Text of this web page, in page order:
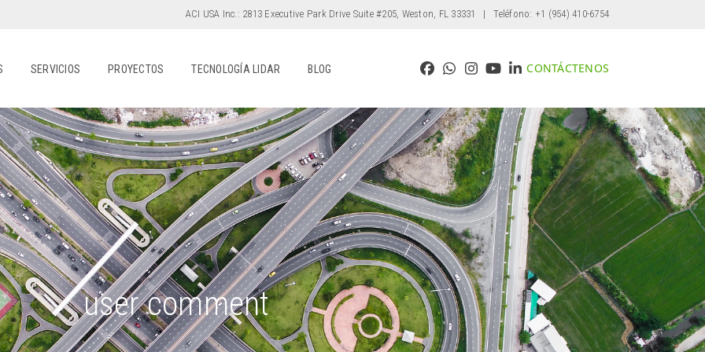
ACI USA Inc.: 2813 Executive Park Drive Suite #205, Weston, FL 33331 | Teléfono: +1 (954) 410-6754
SERVICIOS PROYECTOS TECNOLOGÍA LIDAR BLOG Facebook
Whatsapp
Instagram
YouTubeLinkedIn
CONTÁCTENOS
user comment